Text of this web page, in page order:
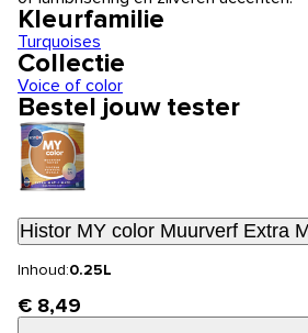
Kleurfamilie
Turquoises
Collectie
Voice of color
Bestel jouw tester
Histor MY color Muurverf Extra
Inhoud:0.25L
€ 8,49